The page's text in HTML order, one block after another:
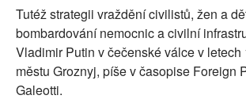
Tutéž strategii vraždění civilistů, žen a
bombardování nemocnic a civilní
Vladimir Putin v čečenské válce v letech
městu Groznyj, píše v časopise Foreign
Galeotti.